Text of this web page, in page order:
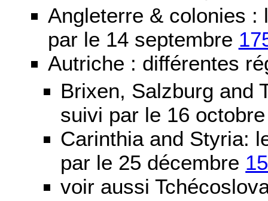
Angleterre & colonies
par le 14 septembre
Autriche : différentes
Brixen, Salzburg and
suivi par le 16
Carinthia and Styria:
par le 25 décembre
voir aussi